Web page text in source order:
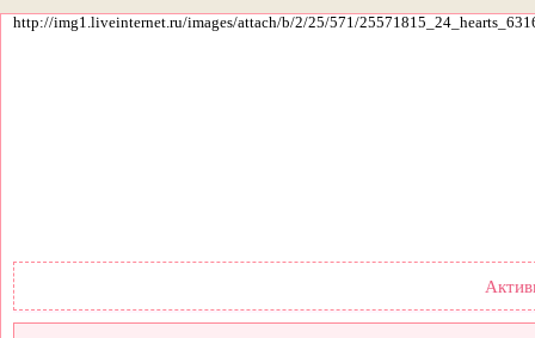
http://img1.liveinternet.ru/images/attach/b/2/25/571/